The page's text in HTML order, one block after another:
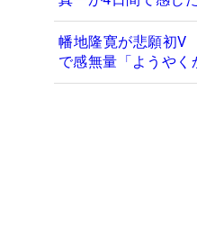
幡地隆寛が悲願初
で感無量「ようやく